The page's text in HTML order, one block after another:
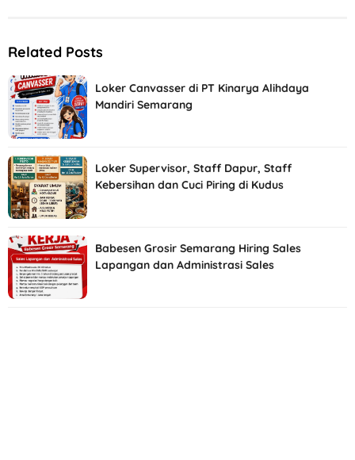
Related Posts
Loker Canvasser di PT Kinarya Alihdaya
Mandiri Semarang
Loker Supervisor, Staff Dapur, Staff
Kebersihan dan Cuci Piring di Kudus
Babesen Grosir Semarang Hiring Sales
Lapangan dan Administrasi Sales